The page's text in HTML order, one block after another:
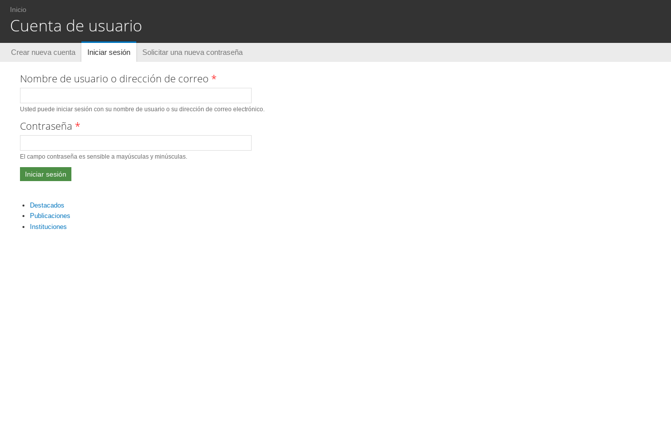
Usted está aquí
Inicio
Cuenta de usuario
Solapas principales
Crear nueva cuenta Iniciar sesión (solapa activa)
Solicitar una nueva contraseña
Nombre de usuario o dirección de correo *
Usted puede iniciar sesión con su nombre de usuario o su dirección de correo electrónico.
Contraseña *
El campo contraseña es sensible a mayúsculas y minúsculas.
Destacados
Publicaciones
Instituciones